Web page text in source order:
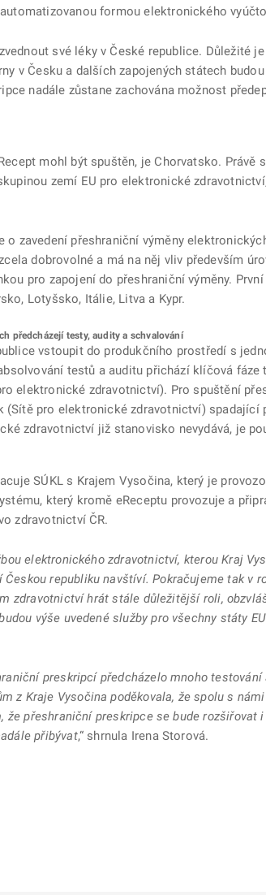
formou elektronického
své léky v České republice. Důležité
v Česku a dalších zapojených státech
nadále zůstane zachována možnost
mohl být spuštěn, je Chorvatsko.
zemí EU pro elektronické
zavedení přeshraniční výměny
dobrovolné a má na něj vliv především
pro zapojení do přeshraniční výměny.
Lotyšsko, Itálie, Litva a Kypr.
předcházejí testy, audity a schvalování
vstoupit do produkčního prostředí s
testů a auditu přichází klíčová
elektronické zdravotnictví). Pro spuštění
pro elektronické zdravotnictví)
zdravotnictví již stanovisko nevydává, je
SÚKL s Krajem Vysočina, který je
který kromě eReceptu provozuje a
zdravotnictví ČR.
elektronického zdravotnictví, kterou Kraj
republiku navštíví. Pokračujeme tak v
zdravotnictví hrát stále důležitější roli,
výše uvedené služby pro všechny státy
preskripcí předcházelo mnoho
z Kraje Vysočina poděkovala, že spolu s
přeshraniční preskripce se bude rozšiřovat
přibývat,“ shrnula Irena Storová.